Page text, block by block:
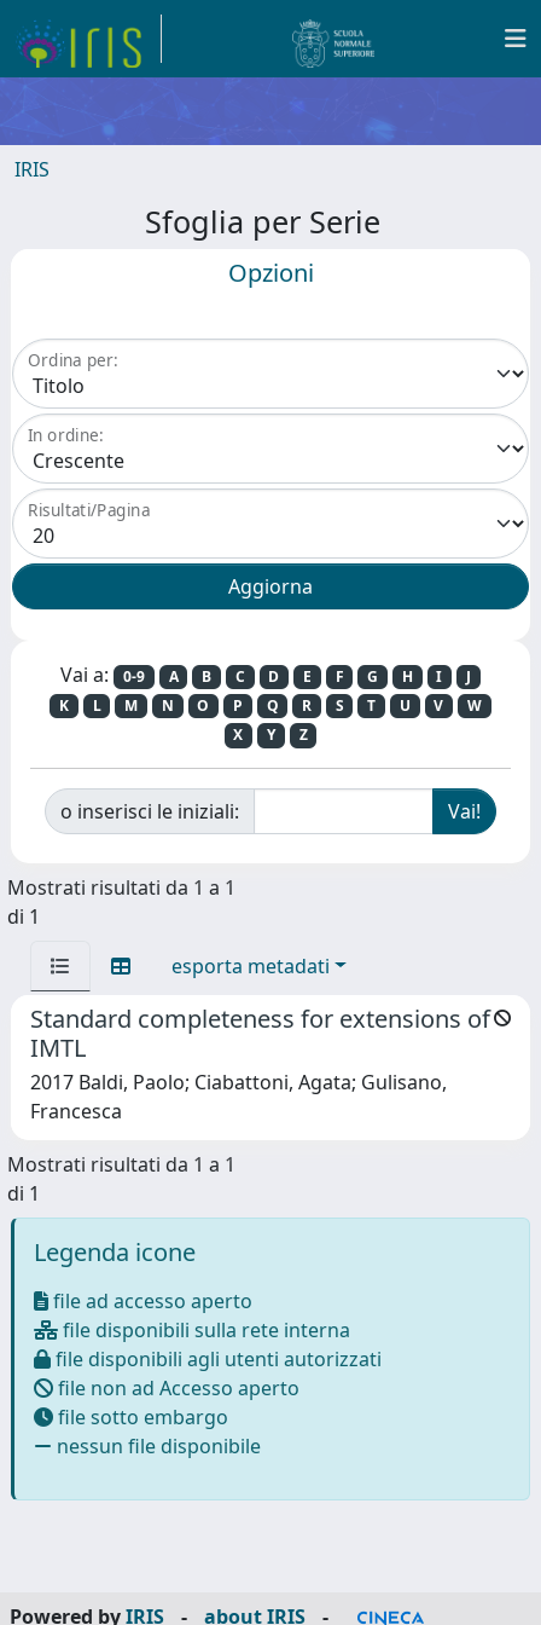
IRIS
Sfoglia per Serie
Opzioni
Ordina per:
In ordine:
Risultati/Pagina
Vai a: 0-9 A B C D E F G H I
J
K
L M N O P Q R S T U V
W
X
Y Z
o inserisci le iniziali:
Mostrati risultati da 1 a 1
di 1
esporta metadati
Standard completeness for extensions of
IMTL
2017 Baldi, Paolo; Ciabattoni, Agata; Gulisano,
Francesca
Mostrati risultati da 1 a 1
di 1
Legenda icone
file ad accesso aperto
file disponibili sulla rete interna
file disponibili agli utenti autorizzati
file non ad Accesso aperto
file sotto embargo
nessun file disponibile
Powered byIRIS - about IRIS -